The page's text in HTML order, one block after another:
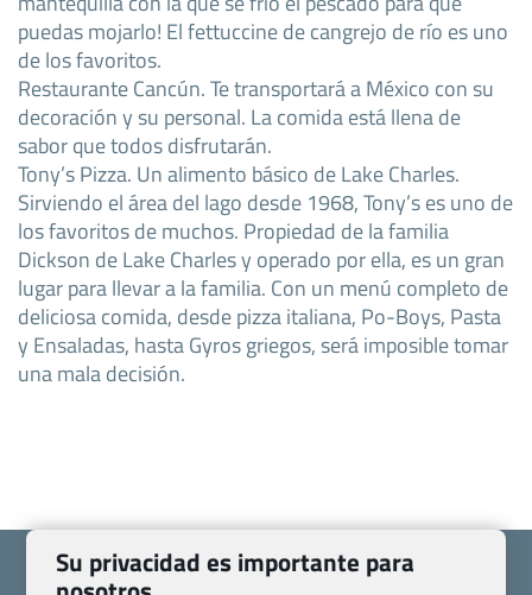
puedas mojarlo! El fettuccine de cangrejo de río es uno
de los favoritos.
Restaurante Cancún. Te transportará a México con su
decoración y su personal. La comida está llena de
sabor que todos disfrutarán.
Tony’s Pizza. Un alimento básico de Lake Charles.
Sirviendo el área del lago desde 1968, Tony’s es uno de
los favoritos de muchos. Propiedad de la familia
Dickson de Lake Charles y operado por ella, es un gran
lugar para llevar a la familia. Con un menú completo de
deliciosa comida, desde pizza italiana, Po-Boys, Pasta
y Ensaladas, hasta Gyros griegos, será imposible tomar
una mala decisión.
Su privacidad es importante para